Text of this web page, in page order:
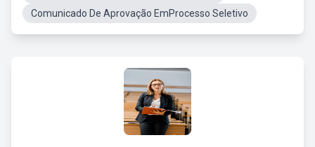
Comunicado De Aprovação EmProcesso Seletivo